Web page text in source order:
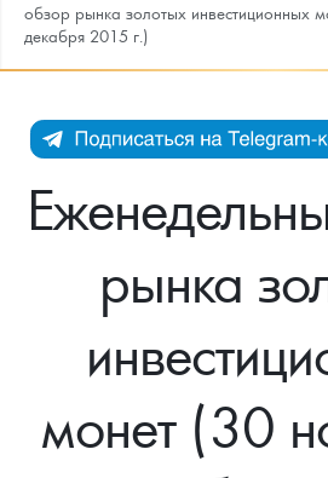
Каталог
Каталог Монет
Монеты Россия и СССР
Иностранные
Памятные и старинные монеты
Памятные монеты России и СССР
Монеты и жетоны ЗМД
Золотые слитки
Инфо
Подлинность монет
Выкуп серебряных монет
Вопрос - ответ
Услуги
Подбор монет
Георгий Победоносец - динамика цен
Лом выкуп
О нас
обзор рынка золотых инвестиционных
декабря 2015 г.)
рынка
монет (30